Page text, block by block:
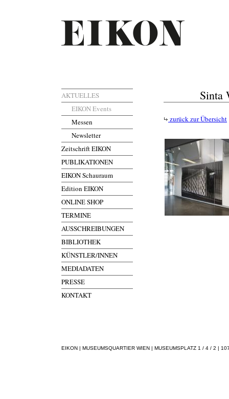
AKTUELLES
EIKON Events
Messen
Newsletter
Zeitschrift EIKON
PUBLIKATIONEN
EIKON Schauraum
Edition EIKON
ONLINE SHOP
TERMINE
AUSSCHREIBUNGEN
BIBLIOTHEK
KÜNSTLER/INNEN
MEDIADATEN
PRESSE
KONTAKT
Sinta
zurück zur Übersicht
EIKON | MUSEUMSQUARTIER WIEN | MUSEUMSPLATZ 1 / 4 / 2 |